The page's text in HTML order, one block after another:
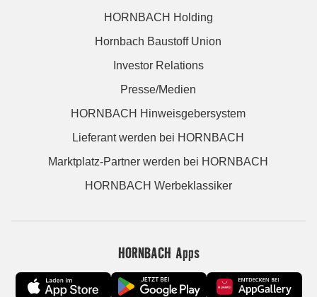
HORNBACH Holding
Hornbach Baustoff Union
Investor Relations
Presse/Medien
HORNBACH Hinweisgebersystem
Lieferant werden bei HORNBACH
Marktplatz-Partner werden bei HORNBACH
HORNBACH Werbeklassiker
HORNBACH Apps